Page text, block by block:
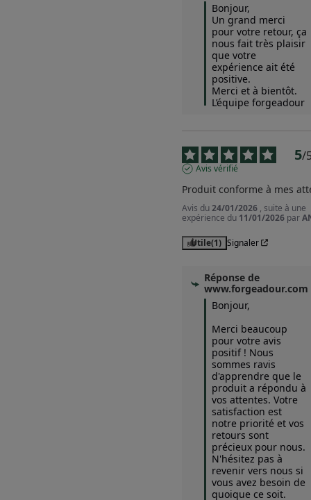
Bonjour,
Un grand merci
pour votre retour, ça
nous fait très plaisir
que votre
expérience ait été
positive.
Merci et à bientôt.
L’équipe forgeadour
5/
Avis vérifié
Produit conforme à mes
Avis du24/01/2026 , suite à une
expérience du 11/01/2026 par
Utile(1) Signaler
Réponse de
www.forgeadour.com
Bonjour,
Merci beaucoup
pour votre avis
positif ! Nous
sommes ravis
d'apprendre que le
produit a répondu à
vos attentes. Votre
satisfaction est
notre priorité et vos
retours sont
précieux pour nous.
N'hésitez pas à
revenir vers nous si
vous avez besoin de
quoique ce soit.